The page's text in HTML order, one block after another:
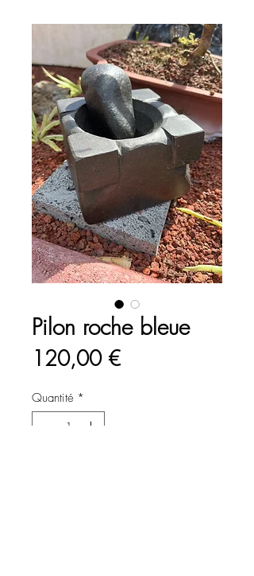
Pilon roche bleue
120,00 €Prix
Quantité *